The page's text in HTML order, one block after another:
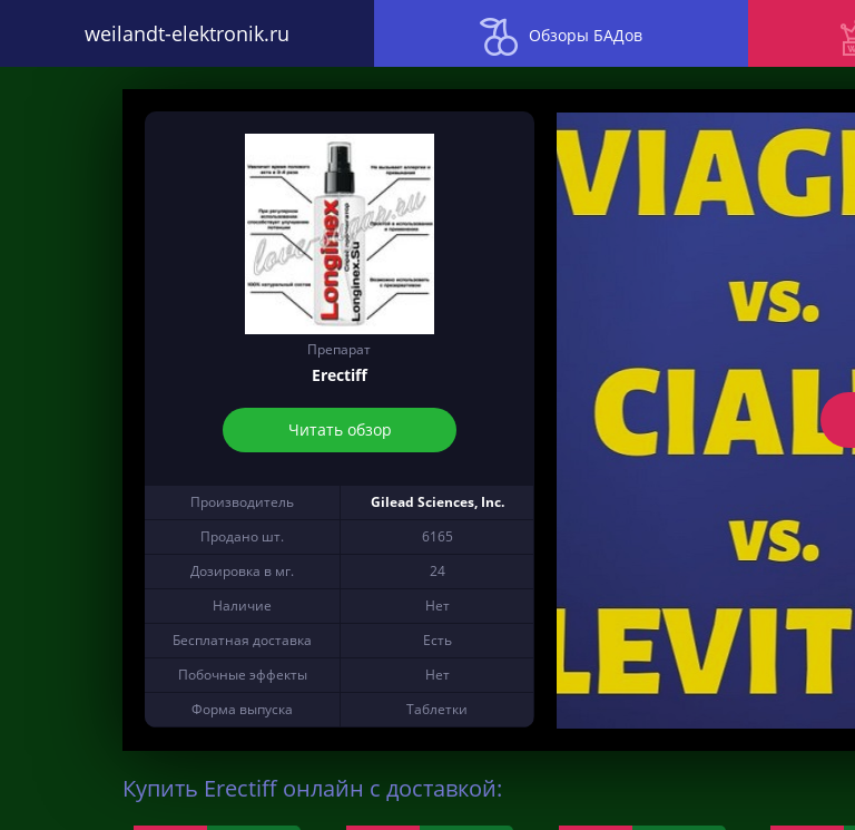
weilandt-elektronik.ru Обзоры БАДов
Препарат
Erectiff
Читать обзор
Производитель
Gilead Sciences, Inc.
Продано шт.
6165
Дозировка в мг.
24
Наличие
Нет
Бесплатная доставка
Есть
Побочные эффекты
Нет
Форма выпуска
Таблетки
Купить Erectiff онлайн с доставкой: